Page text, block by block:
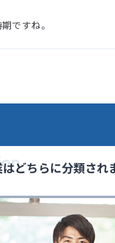
ですね。
どちらに分類され